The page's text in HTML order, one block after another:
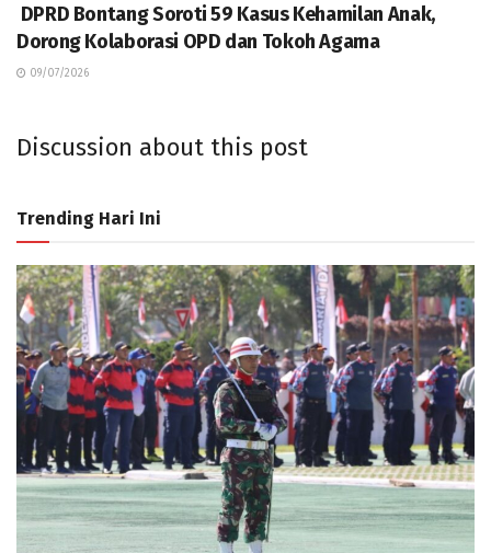
DPRD Bontang Soroti 59 Kasus Kehamilan Anak,
Dorong Kolaborasi OPD dan Tokoh Agama
09/07/2026
Discussion about this post
Trending Hari Ini